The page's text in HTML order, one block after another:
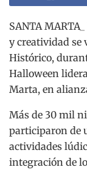
SANTA
y creatividad se
Histórico,
Halloween
Marta, en
Más de 30 mil
participaron de
actividades
integración de